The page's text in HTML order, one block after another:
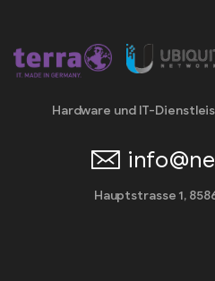
Hardware und IT-
Hauptstrasse 1,